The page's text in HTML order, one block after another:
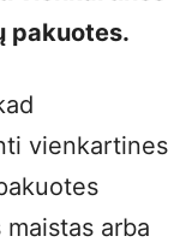
pakuotes.
vienkartines
arba